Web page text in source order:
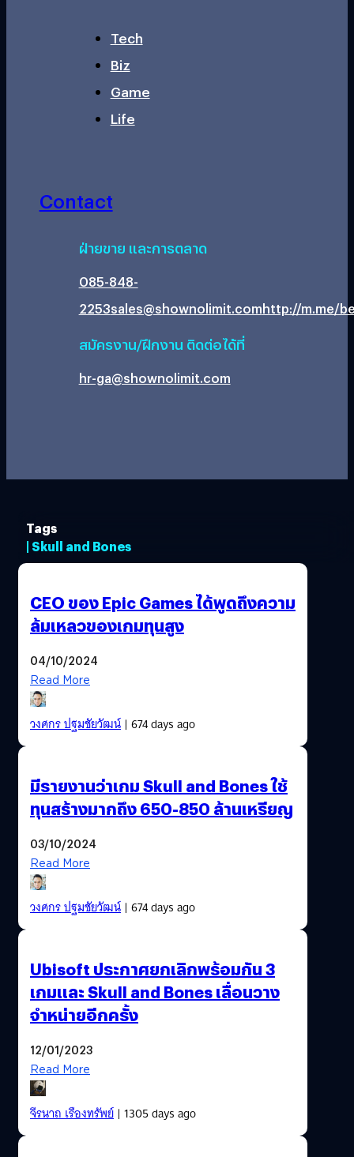
Tech
Biz
Game
Life
Contact
ฝ่ายขาย และการตลาด
085-848-
2253sales@shownolimit.comhttp://m.me/
สมัครงาน/ฝึกงาน ติดต่อได้ที่
hr-ga@shownolimit.com
Tags
| Skull and Bones
CEO ของ Epic Games ได้พูดถึงความ
ล้มเหลวของเกมทุนสูง
04/10/2024
Read More
วงศกร ปฐมชัยวัฒน์| 674 days ago
มีรายงานว่าเกม Skull and Bones ใช้
ทุนสร้างมากถึง 650-850 ล้านเหรียญ
03/10/2024
Read More
วงศกร ปฐมชัยวัฒน์| 674 days ago
Ubisoft ประกาศยกเลิกพร้อมกัน 3
เกมและ Skull and Bones เลื่อนวาง
จำหน่ายอีกครั้ง
12/01/2023
Read More
จีรนาถ เรืองทรัพย์| 1305 days ago